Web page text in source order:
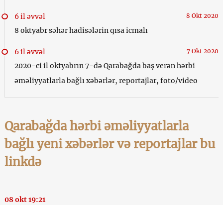
6 il əvvəl 8 Okt 2020
8 oktyabr səhər hadisələrin qısa icmalı
6 il əvvəl 7 Okt 2020
2020-ci il oktyabrın 7-də Qarabağda baş verən hərbi
əməliyyatlarla bağlı xəbərlər, reportajlar, foto/video
Qarabağda hərbi əməliyyatlarla
bağlı yeni xəbərlər və reportajlar bu
linkdə
08 okt 19:21